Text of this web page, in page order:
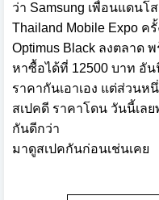
ว่า Samsung เพื่อนแดนโ
Thailand Mobile Expo ค
Optimus Black ลงตลาด
หาซื้อได้ที่ 12500 บาท อั
ราคากันเอาเอง แต่ส่วนห
สเปคดี ราคาโดน วันนี้เลย
กันดีกว่า
มาดูสเปคกันก่อนเช่นเคย